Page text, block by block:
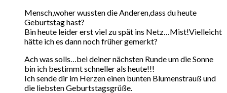
Mensch,woher wussten die Anderen,dass du heute
Geburtstag hast?
Bin heute leider erst viel zu spät ins Netz…Mist!Vielleicht
hätte ich es dann noch früher gemerkt?
Ach was solls…bei deiner nächsten Runde um die Sonne
bin ich bestimmt schneller als heute!!!
Ich sende dir im Herzen einen bunten Blumenstrauß und
die liebsten Geburtstagsgrüße.